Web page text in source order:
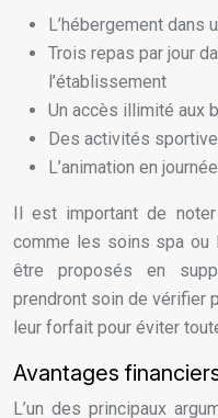
L’hébergement dans
Trois repas par jour
l’établissement
Un accès illimité aux
Des activités
L’animation en
Il est important de
comme les soins spa ou
être proposés en
prendront soin de vérifier
leur forfait pour éviter
Avantages
L’un des principaux